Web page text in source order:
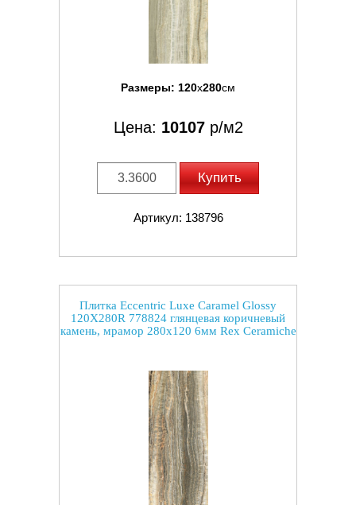
Размеры: 120x280см
Цена: 10107р/м2
Купить
Артикул: 138796
Плитка Eccentric Luxe Caramel Glossy
120X280R 778824 глянцевая коричневый
камень, мрамор 280x120 6мм Rex Ceramiche